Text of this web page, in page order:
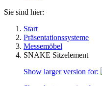
Sie sind hier:
Start
Präsentationssysteme
Messemöbel
SNAKE Sitzelement
Show larger version for: